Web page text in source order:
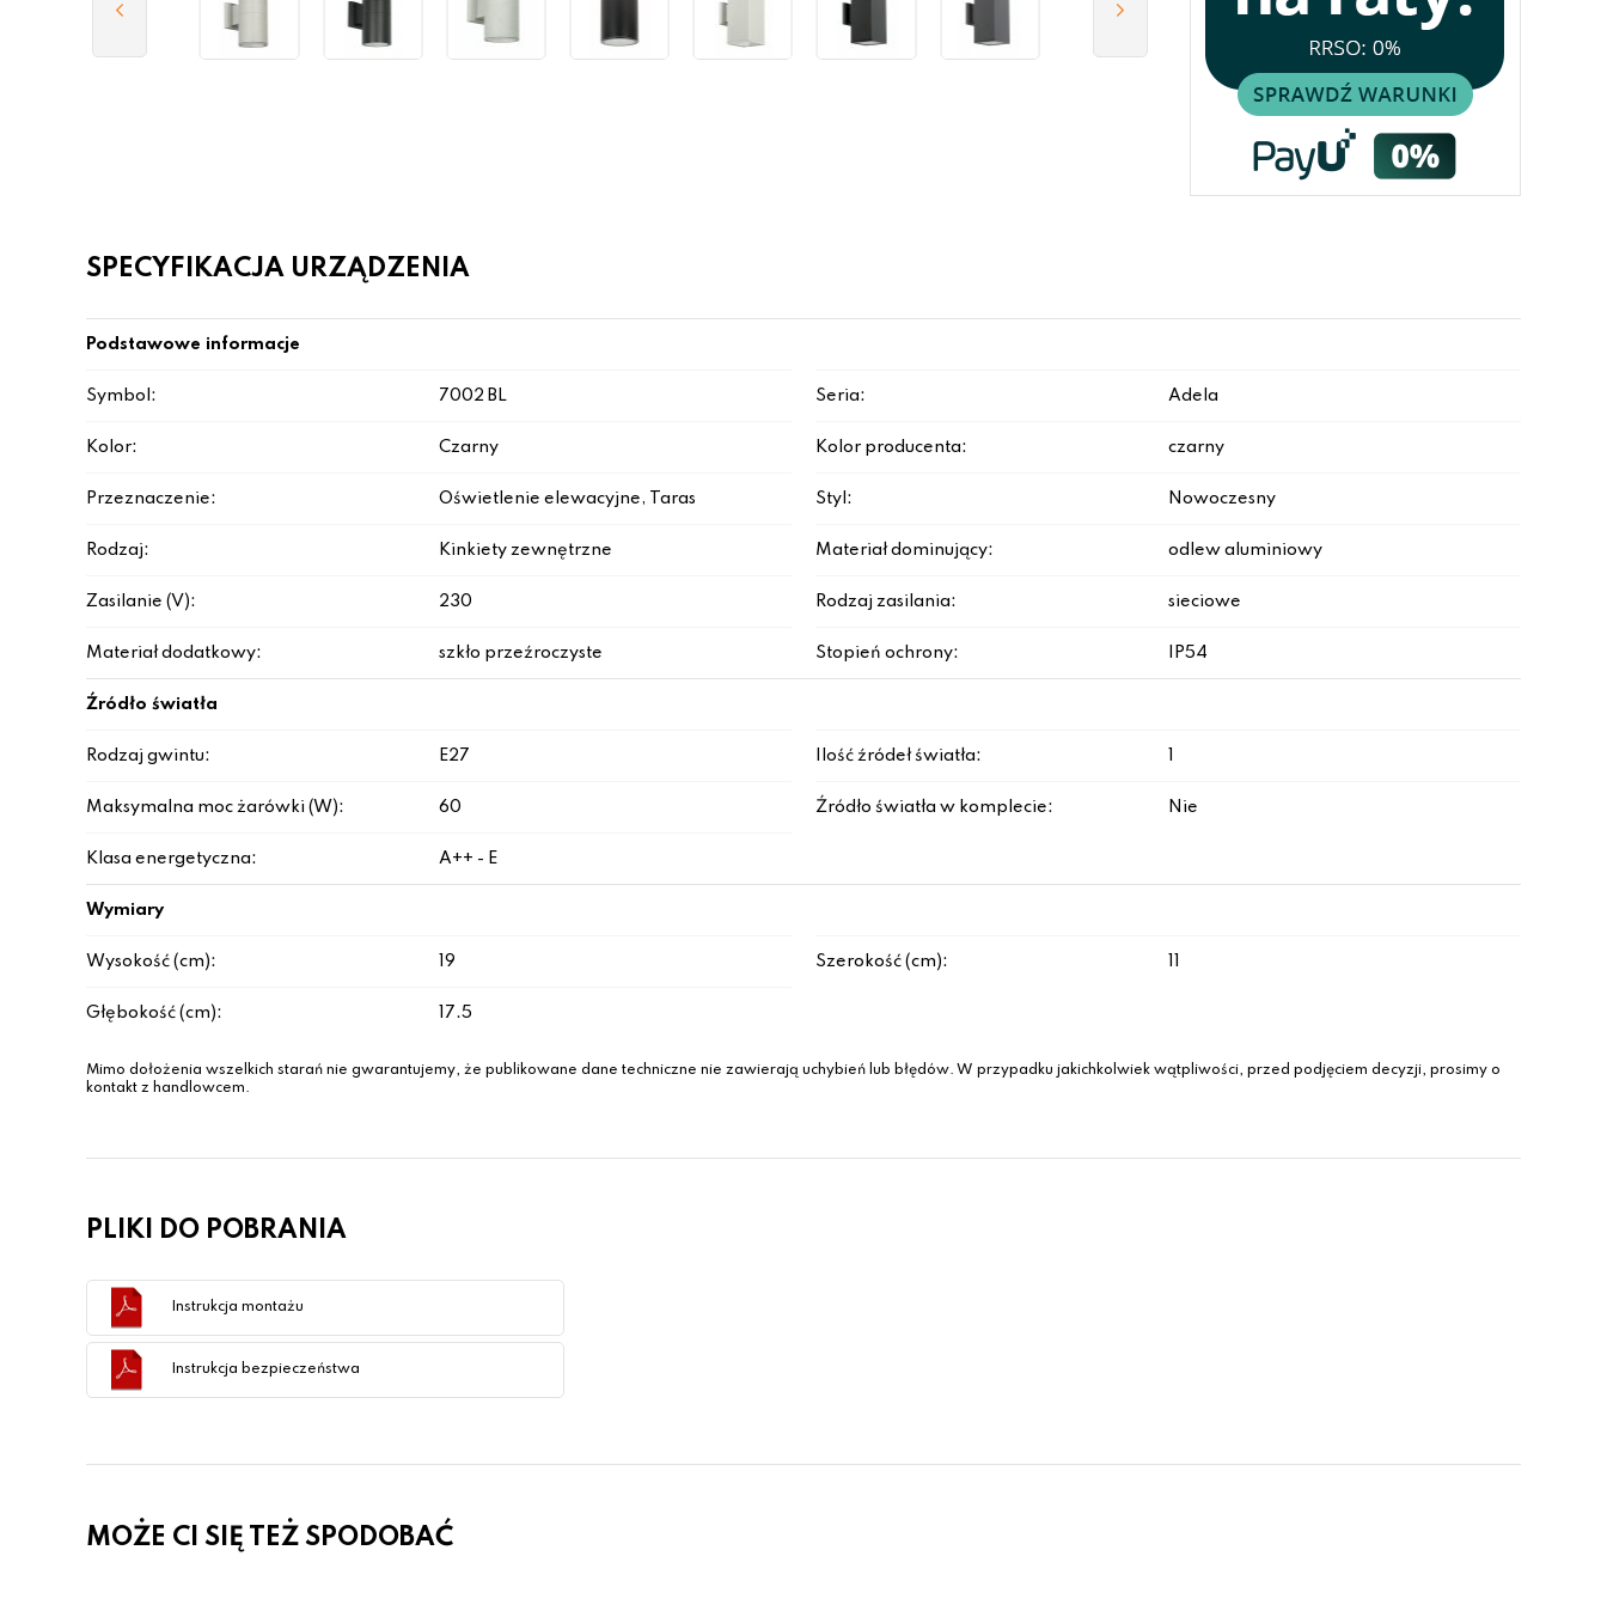
SPECYFIKACJA URZĄDZENIA
Podstawowe informacje
Symbol: 7002 BL Seria: Adela
Kolor: Czarny Kolor producenta: czarny
Przeznaczenie: Oświetlenie elewacyjne, Taras Styl: Nowoczesny
Rodzaj: Kinkiety zewnętrzne Materiał dominujący: odlew aluminiowy
Zasilanie (V): 230 Rodzaj zasilania: sieciowe
Materiał dodatkowy: szkło przeźroczyste Stopień ochrony: IP54
Źródło światła
Rodzaj gwintu: E27 Ilość źródeł światła:
Maksymalna moc żarówki (W): 60 Źródło światła w komplecie: Nie
Klasa energetyczna: A++ - E
Wymiary
Wysokość (cm): 19 Szerokość (cm):
Głębokość (cm): 17.5
Mimo dołożenia wszelkich starań nie gwarantujemy, że publikowane dane techniczne nie zawierają uchybień lub błędów. W przypadku jakichkolwiek wątpliwości, przed podjęciem decyzji, prosimy o
kontakt z handlowcem.
PLIKI DO POBRANIA
Instrukcja montażu
Instrukcja bezpieczeństwa
MOŻE CI SIĘ TEŻ SPODOBAĆ